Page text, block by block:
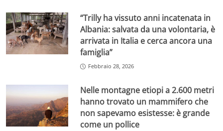
“Trilly ha vissuto anni incatenata in
Albania: salvata da una volontaria, è
arrivata in Italia e cerca ancora una
famiglia”
Febbraio 28, 2026
Nelle montagne etiopi a 2.600 metri
hanno trovato un mammifero che
non sapevamo esistesse: è grande
come un pollice